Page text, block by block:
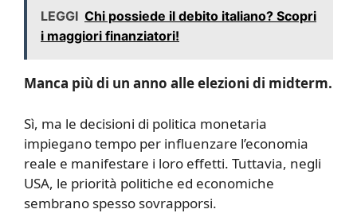
LEGGI Chi possiede il debito italiano? Scopri
i maggiori finanziatori!
Manca più di un anno alle elezioni di midterm.
Sì, ma le decisioni di politica monetaria
impiegano tempo per influenzare l’economia
reale e manifestare i loro effetti. Tuttavia, negli
USA, le priorità politiche ed economiche
sembrano spesso sovrapporsi.